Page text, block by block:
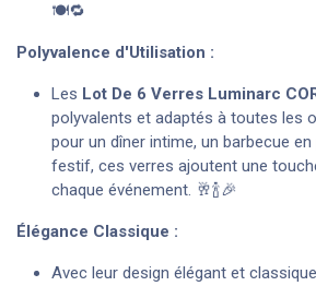
🍽️🔁
Polyvalence d'Utilisation :
Les Lot De 6 Verres Luminarc
polyvalents et adaptés à toutes les
pour un dîner intime, un barbecue
festif, ces verres ajoutent une
chaque événement. 🥂🍾🎉
Élégance Classique :
Avec leur design élégant et